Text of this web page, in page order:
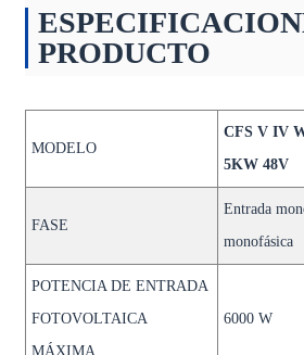
PRODUCTO
MODELO
CFS V IV
5KW 48V
FASE
Entrada
monofásica
POTENCIA DE ENTRADA
FOTOVOLTAICA
MÁXIMA
6000 W